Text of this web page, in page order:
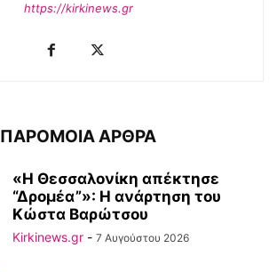
https://kirkinews.gr
ΠΑΡΟΜΟΙΑ ΑΡΘΡΑ
«Η Θεσσαλονίκη απέκτησε
“Δρομέα”»: Η ανάρτηση του
Κώστα Βαρώτσου
Kirkinews.gr - 7 Αυγούστου 2026